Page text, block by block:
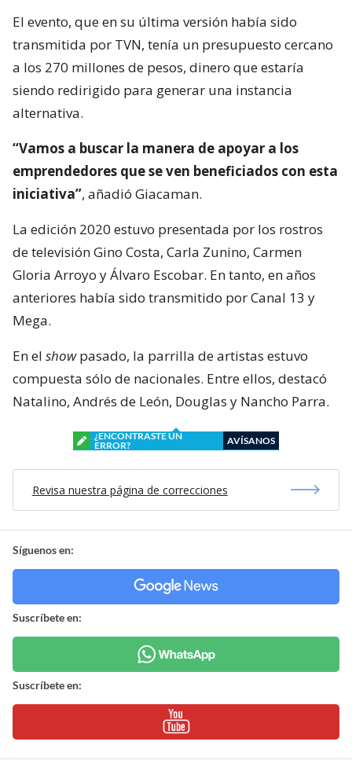
El evento, que en su última versión había sido
transmitida por TVN, tenía un presupuesto cercano
a los 270 millones de pesos, dinero que estaría
siendo redirigido para generar una instancia
alternativa.
“Vamos a buscar la manera de apoyar a los
emprendedores que se ven beneficiados con esta
iniciativa”, añadió Giacaman.
La edición 2020 estuvo presentada por los rostros
de televisión Gino Costa, Carla Zunino, Carmen
Gloria Arroyo y Álvaro Escobar. En tanto, en años
anteriores había sido transmitido por Canal 13 y
Mega.
En el showpasado, la parrilla de artistas estuvo
compuesta sólo de nacionales. Entre ellos, destacó
Natalino, Andrés de León, Douglas y Nancho Parra.
¿ENCONTRASTE UN
ERROR?
AVÍSANOS
Revisa nuestra página de correcciones
Síguenos en:
Suscríbete en:
Suscríbete en: